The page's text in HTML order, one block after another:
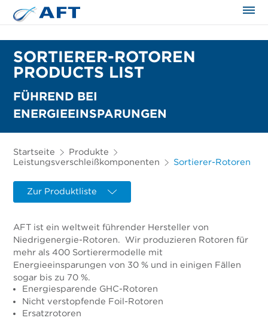
SORTIERER-ROTOREN
PRODUCTS LIST
FÜHREND BEI
ENERGIEEINSPARUNGEN
Startseite
Produkte
Leistungsverschleißkomponenten
Sortierer-Rotoren
Zur Produktliste
AFT ist ein weltweit führender Hersteller von
Niedrigenergie-Rotoren. Wir produzieren Rotoren für
mehr als 400 Sortierermodelle mit
Energieeinsparungen von 30 % und in einigen Fällen
sogar bis zu 70 %.
Energiesparende GHC-Rotoren
Nicht verstopfende Foil-Rotoren
Ersatzrotoren